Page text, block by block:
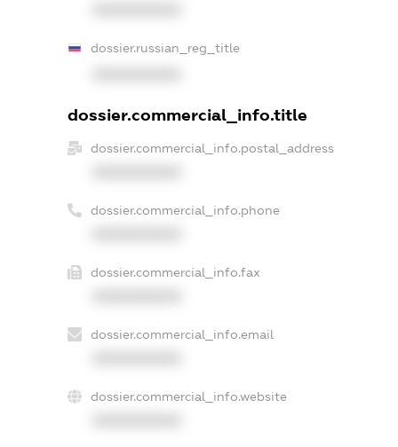
dossier.russian_reg_title
dossier.commercial_info.title
dossier.commercial_info.postal_address
dossier.commercial_info.phone
dossier.commercial_info.fax
dossier.commercial_info.email
dossier.commercial_info.website